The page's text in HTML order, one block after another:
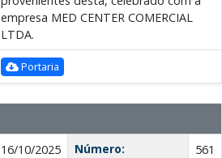
empresa MED CENTER COMERCIAL
LTDA.
Portaria
16/10/2025 Número:
561